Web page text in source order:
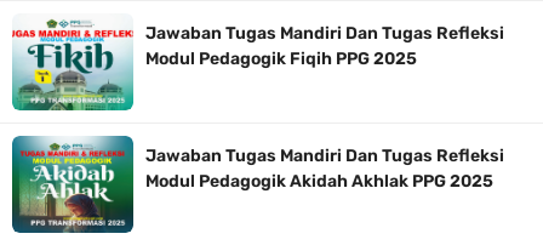
Jawaban Tugas Mandiri Dan Tugas Refleksi
Modul Pedagogik Fiqih PPG 2025
Jawaban Tugas Mandiri Dan Tugas Refleksi
Modul Pedagogik Akidah Akhlak PPG 2025